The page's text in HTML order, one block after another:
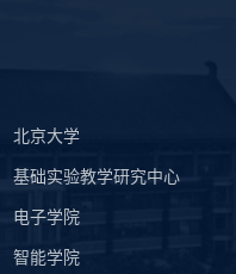
北京大学
基础实验教学研究中心
电子学院
智能学院